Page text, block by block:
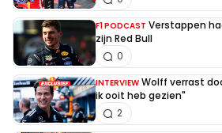
F1 PODCAST Verstappen
zijn Red Bull
0
INTERVIEW Wolff verrast
ik ooit heb gezien"
2